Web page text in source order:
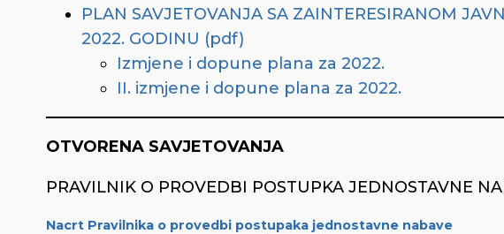
PLAN SAVJETOVANJA SA ZAINTERESIRANOM
2022. GODINU (pdf)
Izmjene i dopune plana za 2022.
II. izmjene i dopune plana za 2022.
OTVORENA SAVJETOVANJA
PRAVILNIK O PROVEDBI POSTUPKA JEDNOSTAVNE
Nacrt Pravilnika o provedbi postupaka jednostavne nabave